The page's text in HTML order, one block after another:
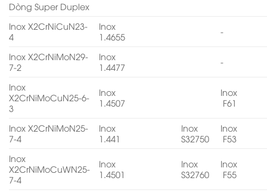
Dòng Super Duplex
Inox X2CrNiCuN23-
4
Inox
1.4655
-
Inox X2CrNiMoN29-
7-2
Inox
1.4477
-
Inox
X2CrNiMoCuN25-6-
3
Inox
1.4507
Inox
F61
Inox X2CrNiMoN25-
7-4
Inox
1.441
Inox
S32750
Inox
F53
Inox
X2CrNiMoCuWN25-
7-4
Inox
1.4501
Inox
S32760
Inox
F55